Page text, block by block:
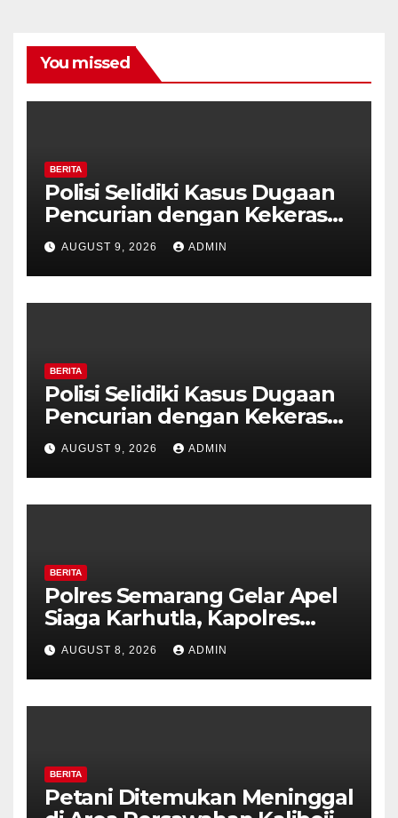
You missed
BERITA
Polisi Selidiki Kasus Dugaan
Pencurian dengan Kekerasan
di Counter HP Royal Phone
Ambarawa.
AUGUST 9, 2026 ADMIN
BERITA
Polisi Selidiki Kasus Dugaan
Pencurian dengan Kekerasan
di Counter HP Royal Phone
Ambarawa.
AUGUST 9, 2026 ADMIN
BERITA
Polres Semarang Gelar Apel
Siaga Karhutla, Kapolres
Tekankan Sinergi dan
Kesiapsiagaan Hadapi Musim
Kemarau.
AUGUST 8, 2026 ADMIN
BERITA
Petani Ditemukan Meninggal